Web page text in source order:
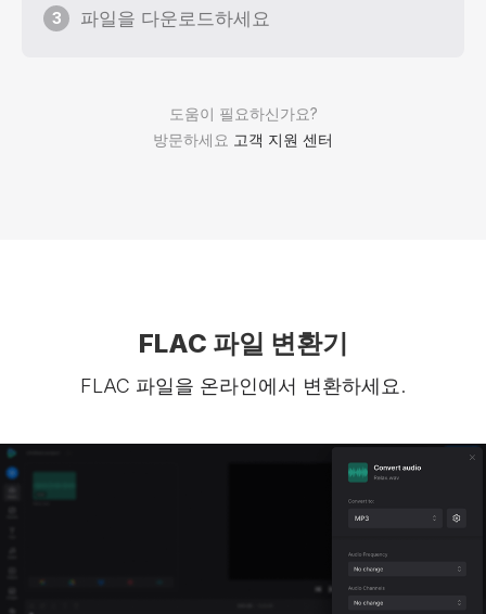
도움이 필요하신가요?
방문하세요 고객 지원 센터
3 파일을 다운로드하세요
FLAC 파일 변환기
FLAC 파일을 온라인에서 변환하세요.